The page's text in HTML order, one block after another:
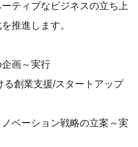
ティブなビジネスの立ち上
推進します。
企画～実行
る創業支援/スタートアップ
ベーション戦略の立案～実